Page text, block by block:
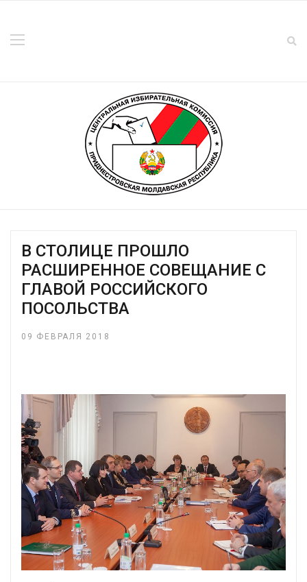
В СТОЛИЦЕ ПРОШЛО
РАСШИРЕННОЕ СОВЕЩАНИЕ С
ГЛАВОЙ РОССИЙСКОГО
ПОСОЛЬСТВА
09 ФЕВРАЛЯ 2018